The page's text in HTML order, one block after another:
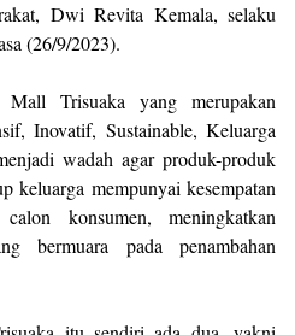
Dwi Revita Kemala, selaku
(26/9/2023).
Trisuaka yang merupakan
Inovatif, Sustainable, Keluarga
wadah agar produk-produk
keluarga mempunyai kesempatan
konsumen, meningkatkan
bermuara pada penambahan